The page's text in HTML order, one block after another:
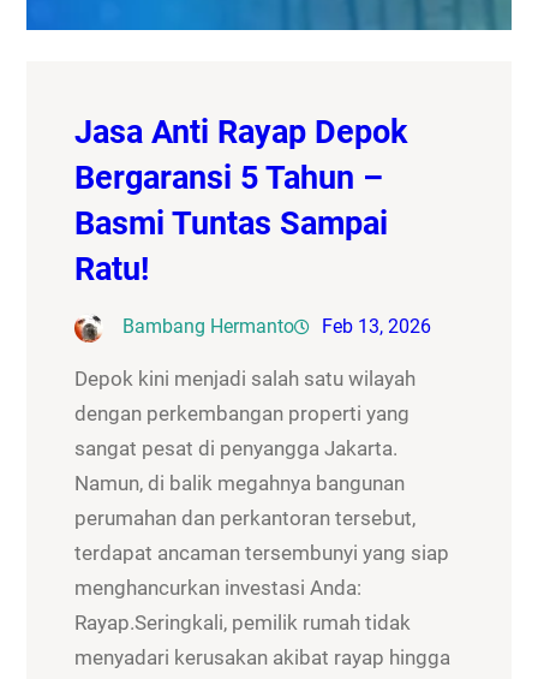
Jasa Anti Rayap Depok
Bergaransi 5 Tahun –
Basmi Tuntas Sampai
Ratu!
Bambang Hermanto Feb 13, 2026
Depok kini menjadi salah satu wilayah
dengan perkembangan properti yang
sangat pesat di penyangga Jakarta.
Namun, di balik megahnya bangunan
perumahan dan perkantoran tersebut,
terdapat ancaman tersembunyi yang siap
menghancurkan investasi Anda:
Rayap.Seringkali, pemilik rumah tidak
menyadari kerusakan akibat rayap hingga